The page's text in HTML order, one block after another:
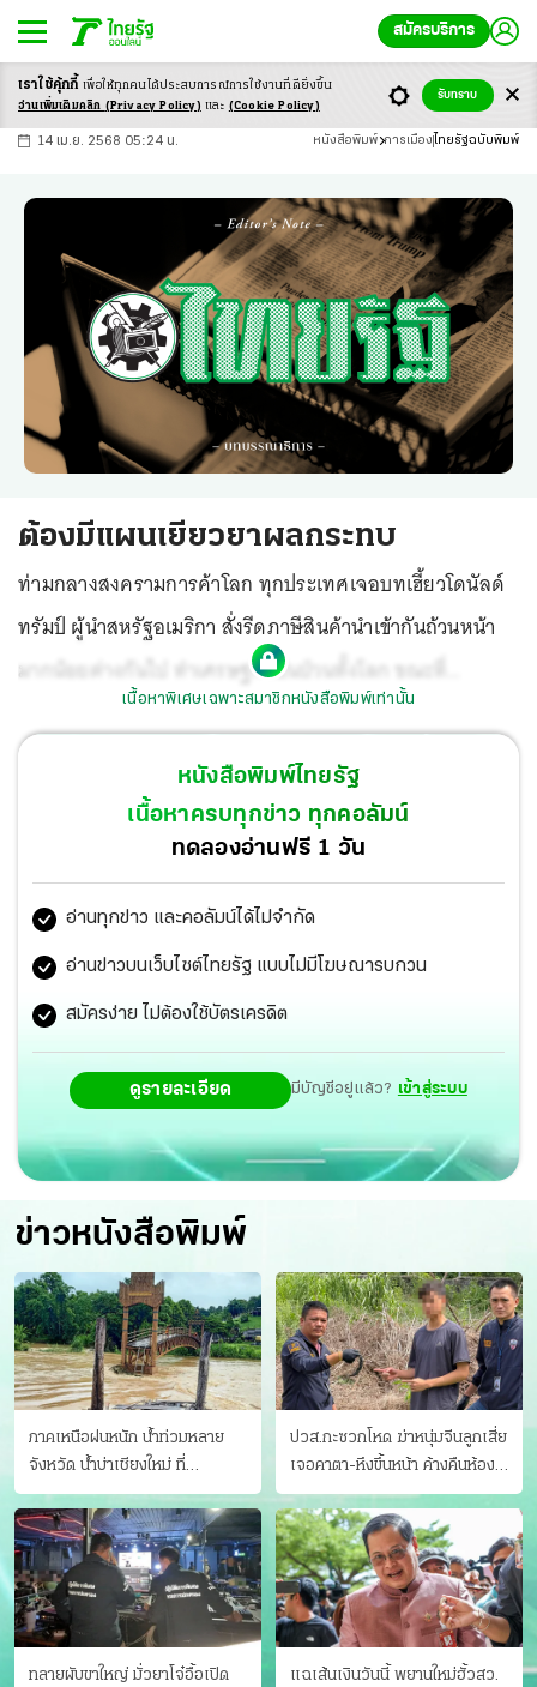
สมัครบริการ
-ก ก ก+
14 เม.ย. 2568 05:24 น. หนังสือพิมพ์ การเมือง ไทยรัฐฉบับพิมพ์
ต้องมีแผนเยียวยาผลกระทบ
ท่ามกลางสงครามการค้าโลก ทุกประเทศเจอบทเฮี้ยวโดนัลด์
ทรัมป์ ผู้นำสหรัฐอเมริกา สั่งรีดภาษีสินค้านำเข้ากันถ้วนหน้า
มากน้อยต่างกันไป ทำเศรษฐกิจปั่นป่วนทั้งโลก ขณะที่
ประเทศไทยก็โดนเก็บภาษีเพิ่มมหาโหด 36% แม้ล่าสุด ทรัมป์
สั่งให้ชะลอการเก็บภาษีออกไป 90 วัน เพื่อเปิดโอกาสให้แต่ละ
ประเทศเข้าคิวเจรจาปรับดุลการค้า
เนื้อหาพิเศษเฉพาะสมาชิกหนังสือพิมพ์เท่านั้น
หนังสือพิมพ์ไทยรัฐ
เนื้อหาครบทุกข่าว ทุกคอลัมน์
ทดลองอ่านฟรี 1 วัน
อ่านทุกข่าว และคอลัมน์ได้ไม่จำกัด
อ่านข่าวบนเว็บไซต์ไทยรัฐ แบบไม่มีโฆษณารบกวน
สมัครง่าย ไม่ต้องใช้บัตรเครดิต
ดูรายละเอียด มีบัญชีอยู่แล้ว? เข้าสู่ระบบ
ข่าวหนังสือพิมพ์
ภาคเหนือฝนหนัก น้ำท่วมหลาย
จังหวัด นํ้าบ่าเชียงใหม่ ที่
แม่ฮ่องสอน ซัดสะพานขาด
ปวส.กะซวกโหด ฆ่าหนุ่มจีนลูกเสี่ย
เจอคาตา-หึงขึ้นหน้า ค้างคืนห้อง
แฟนสาว
ทลายผับขาใหญ่ มั่วยาโจ๋อื้อเปิด
แฉเส้นเงินวันนี้ พยานใหม่ฮั้วสว.
เราใช้คุ้กกี้ เพื่อให้ทุกคนได้ประสบการณ์การใช้งานที่ดียิ่งขึ้น
อ่านเพิ่มเติมคลิก (Privacy Policy) และ (Cookie Policy)
รับทราบ